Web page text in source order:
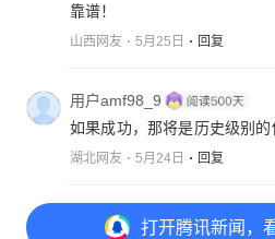
打开腾讯新闻，
靠谱！
山西网友 5月25日 回复
用户amf98_9
如果成功，那将是历史级别的
湖北网友 5月24日 回复